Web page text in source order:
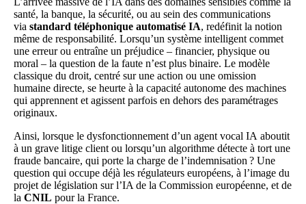
santé, la banque, la sécurité, ou au sein des communications
via standard téléphonique automatisé IA, redéfinit la notion
même de responsabilité. Lorsqu’un système intelligent commet
une erreur ou entraîne un préjudice – financier, physique ou
moral – la question de la faute n’est plus binaire. Le modèle
classique du droit, centré sur une action ou une omission
humaine directe, se heurte à la capacité autonome des machines
qui apprennent et agissent parfois en dehors des paramétrages
originaux.
Ainsi, lorsque le dysfonctionnement d’un agent vocal IA aboutit
à un grave litige client ou lorsqu’un algorithme détecte à tort une
fraude bancaire, qui porte la charge de l’indemnisation ? Une
question qui occupe déjà les régulateurs européens, à l’image du
projet de législation sur l’IA de la Commission européenne, et de
la CNIL pour la France.